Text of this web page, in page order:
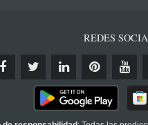
REDES